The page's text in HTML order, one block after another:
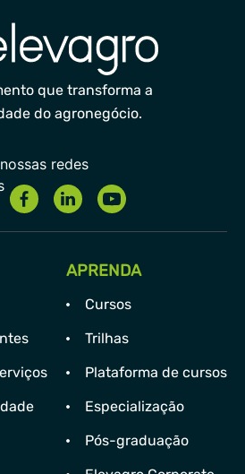
que transforma a
do agronegócio.
APRENDA
Cursos
Trilhas
Plataforma de cursos
Especialização
Pós-graduação